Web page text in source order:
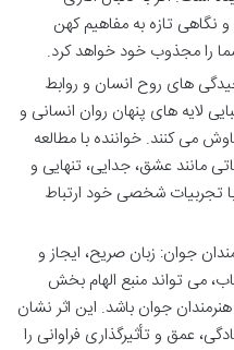
نگاهی تازه به مفاهیم کهن
را مجذوب خود خواهد کرد.
های روح انسان و روابط
لایه های پنهان روان انسانی و
می کنند. خواننده با مطالعه
مانند عشق، جدایی، تنهایی و
تجربیات شخصی خود ارتباط
جوان: زبان صریح، ایجاز و
می تواند منبع الهام بخش
جوان باشد. این اثر نشان
عمق و تأثیرگذاری فراوانی را